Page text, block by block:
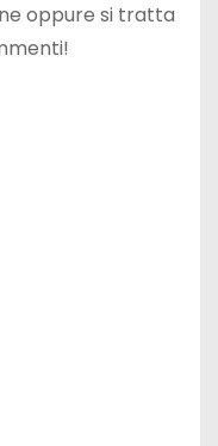
oppure si tratta